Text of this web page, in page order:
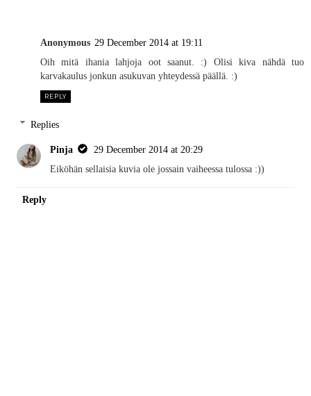
Anonymous 29 December 2014 at 19:11
Oih mitä ihania lahjoja oot saanut. :) Olisi kiva nähdä tuo
karvakaulus jonkun asukuvan yhteydessä päällä. :)
REPLY
Replies
Pinja
29 December 2014 at 20:29
Eiköhän sellaisia kuvia ole jossain vaiheessa tulossa :))
Reply